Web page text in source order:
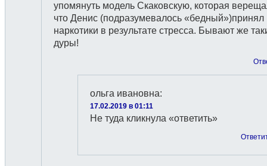
упомянуть модель Скаковскую, которая
что Денис (подразумевалось «бедный»)принял
наркотики в результате стресса. Бывают же
дуры!
ольга ивановна:
17.02.2019 в 01:11
Не туда кликнула «ответить»